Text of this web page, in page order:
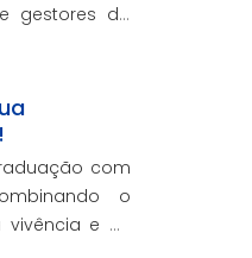
gestores da
contando
com
o
e as